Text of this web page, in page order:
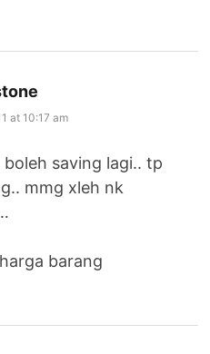
at 10:17 am
saving lagi.. tp
mmg xleh nk
barang